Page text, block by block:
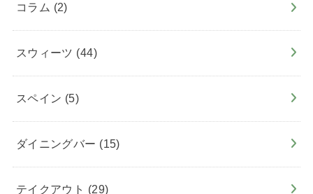
コラム (2)
スウィーツ (44)
スペイン (5)
ダイニングバー (15)
テイクアウト (29)